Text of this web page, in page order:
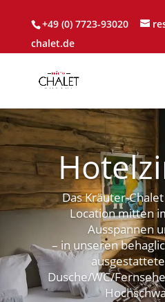
+49 (0) 7723-93020
chalet.de
Das Kräuter-
Location mitten
Ausspannen
– in unseren
Dusche/WC/